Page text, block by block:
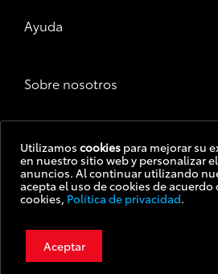
Precio final:
$
PRECIO SIN IMPUESTOS
Ayuda
Sobre nosotros
Condiciones de uso
Botón de arrepentimiento
Política de privacidad
©2022 Toyota Motor Corporation. Todos los
Utilizamos cookies para mejorar su
en nuestro sitio web y personalizar
anuncios. Al continuar utilizando
acepta el uso de cookies de
cookies, Política de privacidad.
Aceptar